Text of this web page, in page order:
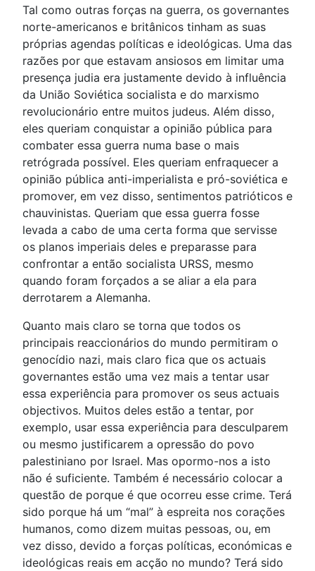
Tal como outras forças na guerra, os governantes
norte-americanos e britânicos tinham as suas
próprias agendas políticas e ideológicas. Uma das
razões por que estavam ansiosos em limitar uma
presença judia era justamente devido à influência
da União Soviética socialista e do marxismo
revolucionário entre muitos judeus. Além disso,
eles queriam conquistar a opinião pública para
combater essa guerra numa base o mais
retrógrada possível. Eles queriam enfraquecer a
opinião pública anti-imperialista e pró-soviética e
promover, em vez disso, sentimentos patrióticos e
chauvinistas. Queriam que essa guerra fosse
levada a cabo de uma certa forma que servisse
os planos imperiais deles e preparasse para
confrontar a então socialista URSS, mesmo
quando foram forçados a se aliar a ela para
derrotarem a Alemanha.
Quanto mais claro se torna que todos os
principais reaccionários do mundo permitiram o
genocídio nazi, mais claro fica que os actuais
governantes estão uma vez mais a tentar usar
essa experiência para promover os seus actuais
objectivos. Muitos deles estão a tentar, por
exemplo, usar essa experiência para desculparem
ou mesmo justificarem a opressão do povo
palestiniano por Israel. Mas opormo-nos a isto
não é suficiente. Também é necessário colocar a
questão de porque é que ocorreu esse crime. Terá
sido porque há um “mal” à espreita nos corações
humanos, como dizem muitas pessoas, ou, em
vez disso, devido a forças políticas, económicas e
ideológicas reais em acção no mundo? Terá sido